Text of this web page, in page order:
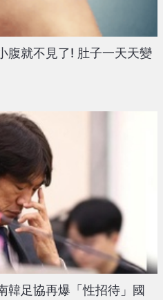
腹就不見了! 肚子一天天變
韓足協再爆「性招待」國